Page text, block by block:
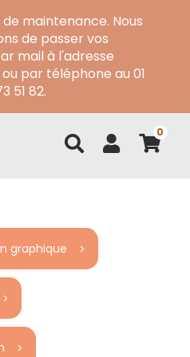
maintenance. Nous
de passer vos
mail à l'adresse
par téléphone au 01
51 82.
0
graphique